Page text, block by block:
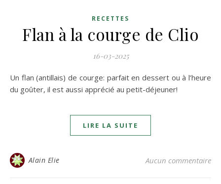
RECETTES
Flan à la courge de Clio
16-03-2025
Un flan (antillais) de courge: parfait en dessert ou à l’heure
du goûter, il est aussi apprécié au petit-déjeuner!
LIRE LA SUITE
Alain Elie Aucun commentaire